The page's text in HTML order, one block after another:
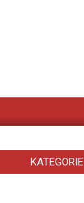
KATEGORIE